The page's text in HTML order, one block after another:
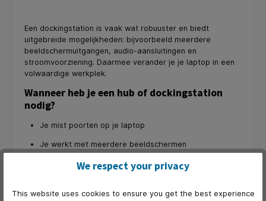
Een dockingstation is vaak wat robuuster en biedt
uitgebreide mogelijkheden: bijvoorbeeld meerdere
beeldschermuitgangen, audio-aansluitingen en
stroomvoorziening. Daarmee verander je je laptop in een
volwaardige werkplek.
Wanneer heb je een hub of dockingstation
nodig?
Je mist poorten op je laptop
Je werkt met meerdere beeldschermen
Je wilt snel kunnen schakelen tussen thuis- en
Je gebruikt veel randapparatuur (USB-stick,
We respect your privacy
This website uses cookies to ensure you get the best experience